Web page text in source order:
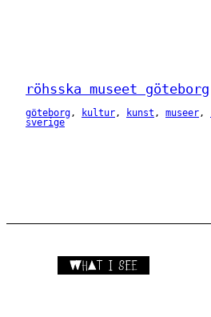
röhsska museet göteborg
göteborg , kultur , kunst , museer ,
sverige